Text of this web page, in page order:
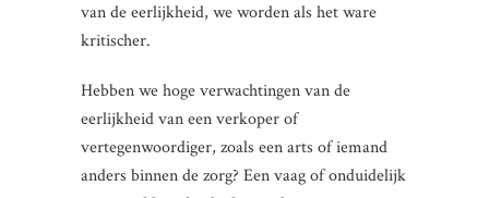
van de eerlijkheid, we worden als het ware
kritischer.
Hebben we hoge verwachtingen van de
eerlijkheid van een verkoper of
vertegenwoordiger, zoals een arts of iemand
anders binnen de zorg? Een vaag of onduidelijk